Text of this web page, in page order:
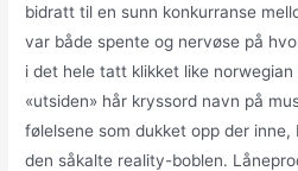
bidratt til en sunn konkurranse
var både spente og nervøse på
i det hele tatt klikket like
«utsiden» hår kryssord navn på
følelsene som dukket opp der
den såkalte reality-boblen.